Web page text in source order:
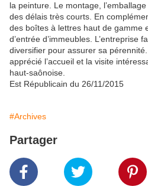
la peinture. Le montage,
des délais très courts. En
des boîtes à lettres haut de gamme
d’entrée d’immeubles. L’entreprise
diversifier pour assurer sa
apprécié l’accueil et la visite
haut-saônoise.
Est Républicain du 26/11/2015
#Archives
Partager